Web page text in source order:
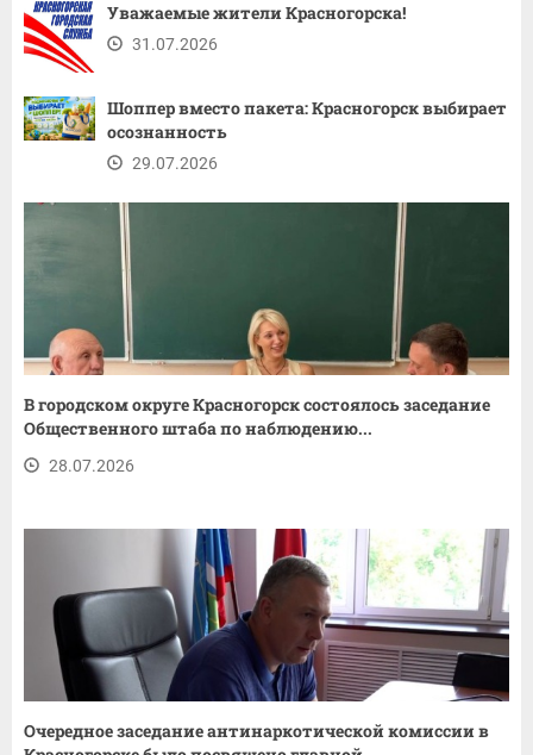
Уважаемые жители Красногорска!
31.07.2026
Шоппер вместо пакета: Красногорск выбирает
осознанность
29.07.2026
В городском округе Красногорск состоялось заседание
Общественного штаба по наблюдению...
28.07.2026
Очередное заседание антинаркотической комиссии в